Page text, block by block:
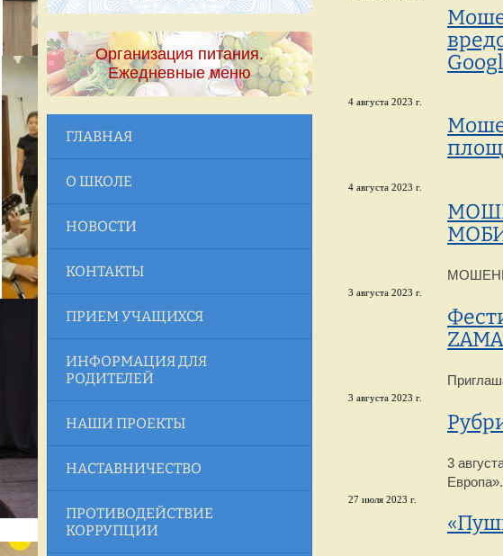
Организация питания.
Ежедневные меню
ГЛАВНАЯ
О ШКОЛЕ
НОВОСТИ
КОНТАКТЫ
ПРИЕМ УЧАЩИХСЯ
ИНФОРМАЦИЯ ДЛЯ
РОДИТЕЛЕЙ
НАШИ ПРОЕКТЫ
НАСТАВНИЧЕСТВО
ПРОТИВОДЕЙСТВИЕ
КОРРУПЦИИ
4 августа 2023 г.
4 августа 2023 г.
3 августа 2023 г.
3 августа 2023 г.
3
Европа».
27 июля 2023 г.